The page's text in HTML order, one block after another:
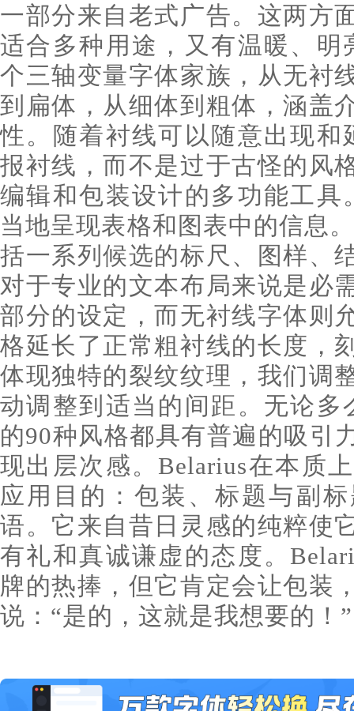
一部分来自老式广告。这两方
适合多种用途，又有温暖、明
个三轴变量字体家族，从无衬
到扁体，从细体到粗体，涵盖
性。随着衬线可以随意出现和
报衬线，而不是过于古怪的风
编辑和包装设计的多功能工具
当地呈现表格和图表中的信息
括一系列候选的标尺、图样、
对于专业的文本布局来说是必
部分的设定，而无衬线字体则
格延长了正常粗衬线的长度，
体现独特的裂纹纹理，我们调
动调整到适当的间距。无论多
的90种风格都具有普遍的吸引
现出层次感。Belarius在本质
应用目的：包装、标题与副
语。它来自昔日灵感的纯粹使
有礼和真诚谦虚的态度。
牌的热捧，但它肯定会让包装
说：“是的，这就是我想要的！”